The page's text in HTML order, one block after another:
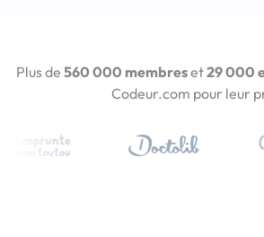
Plus de 560 000 membreset29 000
Codeur.com pour leur